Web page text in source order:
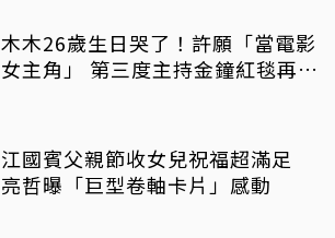
木木26歲生日哭了！許願「當電影
女主角」 第三度主持金鐘紅毯再喊
江國賓父親節收女兒祝福超滿足
亮哲曝「巨型卷軸卡片」感動